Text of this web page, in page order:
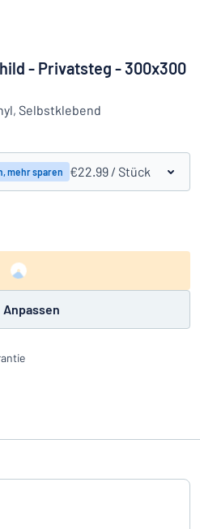
- Privatsteg - 300x300
Selbstklebend
mehr sparen €22.99 / Stück
Anpassen